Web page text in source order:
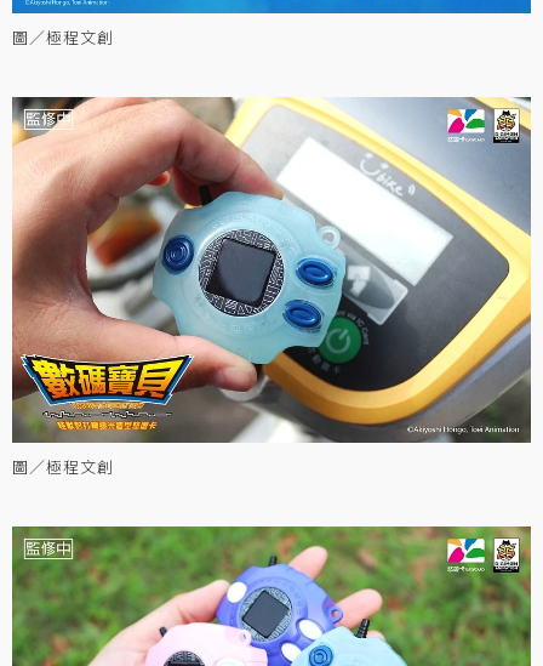
圖／極程文創
圖／極程文創